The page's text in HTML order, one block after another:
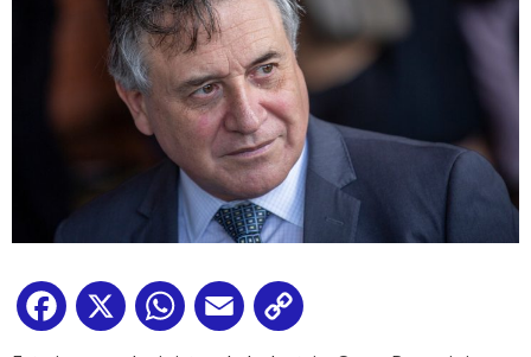
Facebook
X WhatsApp
Email